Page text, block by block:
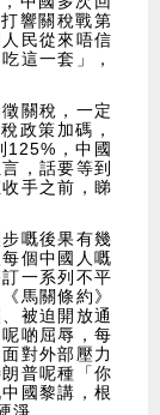
響關稅戰第
民從來唔信
這一套」，
關稅，一定
政策加碼，
125%，中國
，話要等到
手之前，睇
嘅後果有幾
個中國人嘅
一系列不平
馬關條約》
被迫開放通
啲屈辱，每
對外部壓力
普呢種「你
國黎講，根